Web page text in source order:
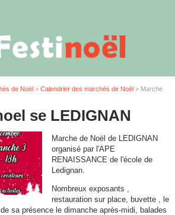
de Noël> Calendrier des marchés de Noël> Marche
se LEDIGNAN
Marche de Noël de LEDIGNAN
organisé par l'APE
RENAISSANCE de l'école de
Ledignan.
Nombreux exposants ,
restauration sur place, buvette , le
sa présence le dimanche après-midi, balades